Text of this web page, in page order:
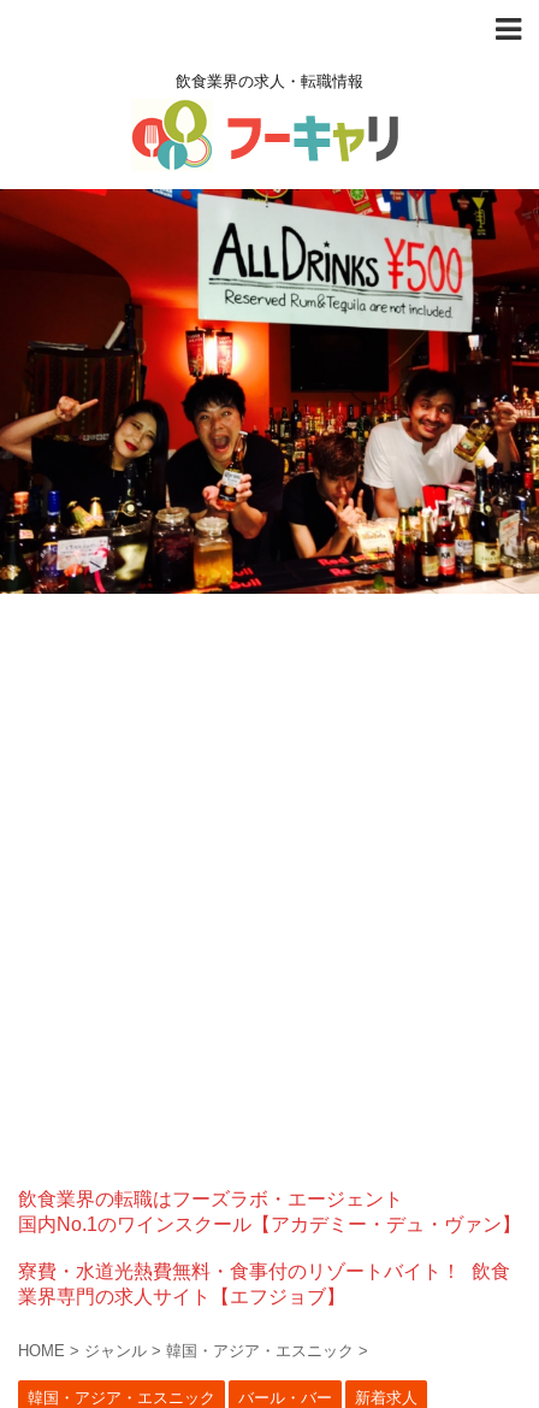
飲食業界の求人・転職情報
飲食業界の転職はフーズラボ・エージェント
国内No.1のワインスクール【アカデミー・デュ・ヴァン】
寮費・水道光熱費無料・食事付のリゾートバイト！
飲食
業界専門の求人サイト【エフジョブ】
HOME > ジャンル > 韓国・アジア・エスニック >
韓国・アジア・エスニック バール・バー 新着求人